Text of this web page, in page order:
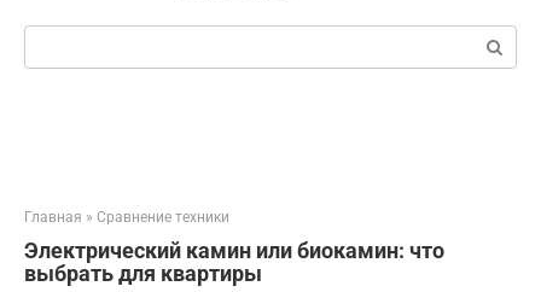
Поиск:
Главная » Сравнение техники
Электрический камин или биокамин: что
выбрать для квартиры